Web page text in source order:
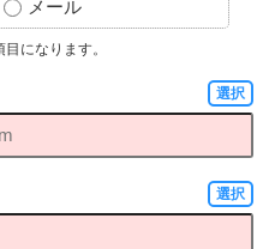
メール
になります。
選択
選択